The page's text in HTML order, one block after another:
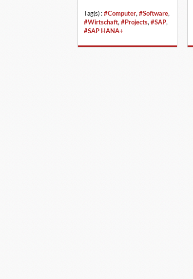
Tag(s) : #Computer, #Software,
#Wirtschaft, #Projects, #SAP,
#SAP HANA+